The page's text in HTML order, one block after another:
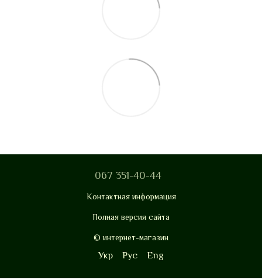
067 351-40-44
Контактная информация
Полная версия сайта
© интернет-магазин
Укр Рус Eng